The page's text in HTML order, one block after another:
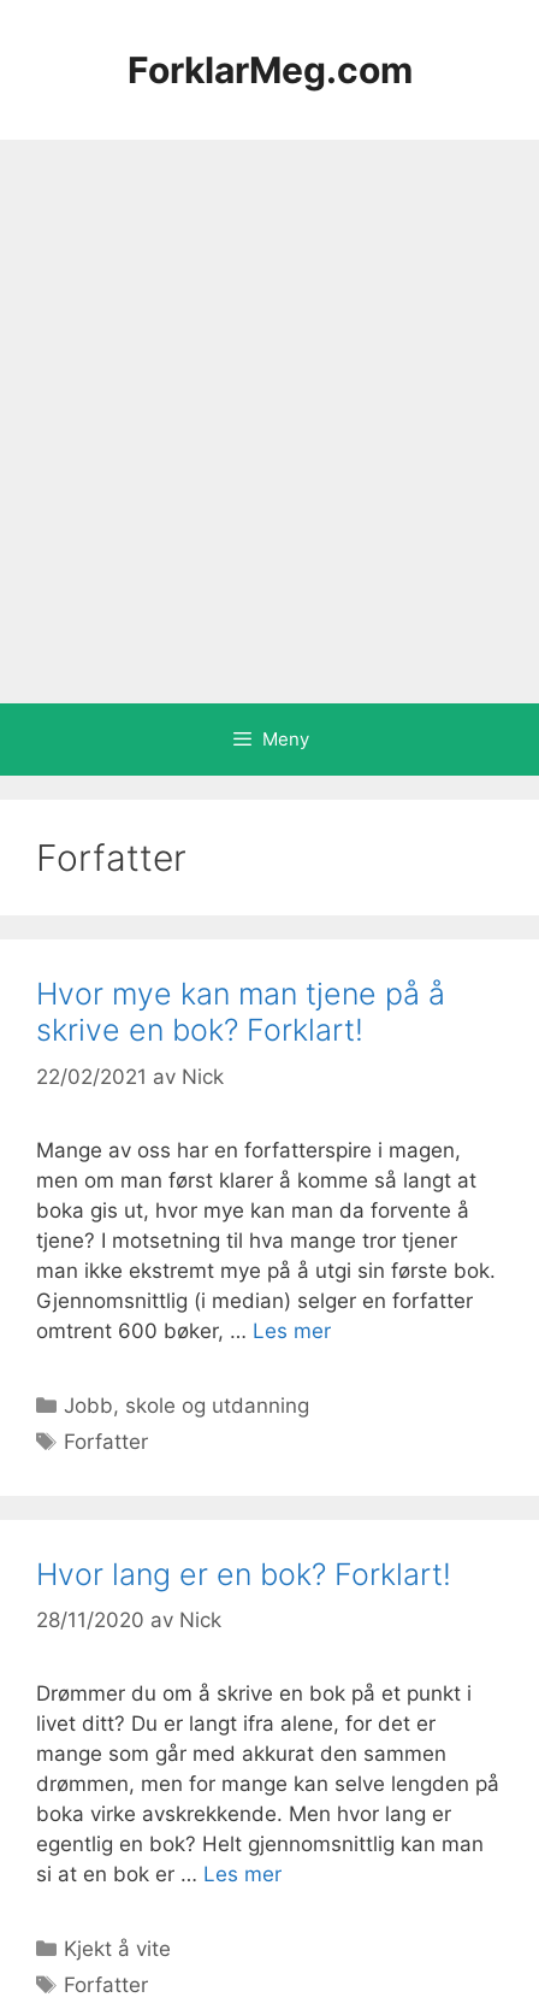
ForklarMeg.com
Meny
Forfatter
Hvor mye kan man tjene på å
skrive en bok? Forklart!
22/02/2021 av Nick
Mange av oss har en forfatterspire i magen,
men om man først klarer å komme så langt at
boka gis ut, hvor mye kan man da forvente å
tjene? I motsetning til hva mange tror tjener
man ikke ekstremt mye på å utgi sin første bok.
Gjennomsnittlig (i median) selger en forfatter
omtrent 600 bøker, … Les mer
Kategorier
Jobb, skole og utdanning
Stikkord
Forfatter
Hvor lang er en bok? Forklart!
28/11/2020 av Nick
Drømmer du om å skrive en bok på et punkt i
livet ditt? Du er langt ifra alene, for det er
mange som går med akkurat den sammen
drømmen, men for mange kan selve lengden på
boka virke avskrekkende. Men hvor lang er
egentlig en bok? Helt gjennomsnittlig kan man
si at en bok er … Les mer
Kategorier
Kjekt å vite
Stikkord
Forfatter